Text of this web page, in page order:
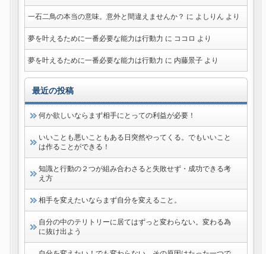
一石二鳥の本当の意味。意外と間違えませんか？ に よしりん より
夢を叶えるために一番必要な能力は行動力 に ココロ より
夢を叶えるために一番必要な能力は行動力 に 内藤景子より
最近の投稿
何か欲しいならまず相手にとっての利益が必要！
いいことも悪いこともある日突然やってくる。でもいいこと
は作ることができる！
知識と行動の２つが組み合わさると失敗せず・成功できる考
え方
相手を変えたいならまず自分を変えること。
自分の中のテリトリーに居てはずっと変わらない。変わる為
に抜け出よう